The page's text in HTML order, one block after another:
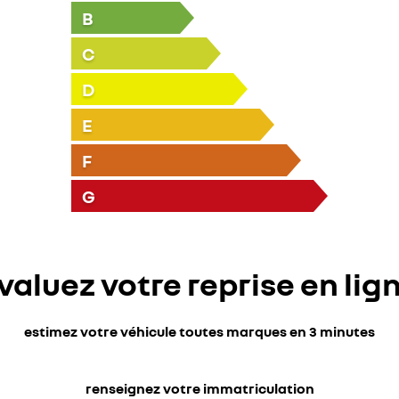
B
C
D
E
F
G
votre reprise en
estimez votre véhicule toutes marques en 3 minutes
renseignez votre immatriculation